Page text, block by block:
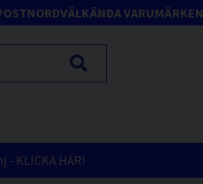
VÄLKÄNDA VARUMÄRKEN
KLICKA HÄR!